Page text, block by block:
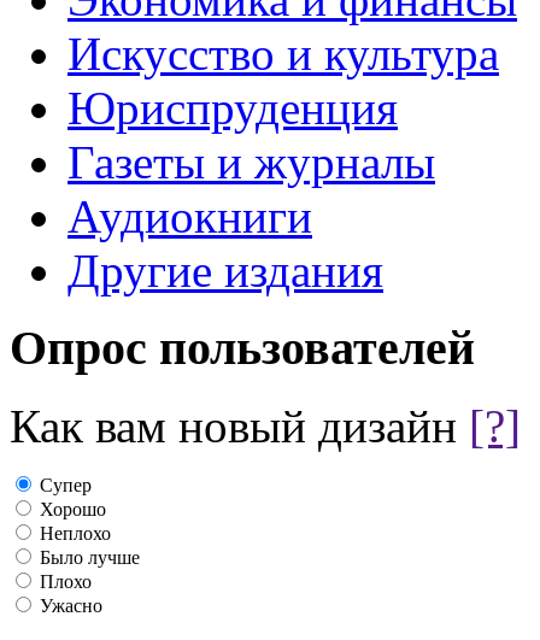
Искусство и культура
Юриспруденция
Газеты и журналы
Аудиокниги
Другие издания
Опрос пользователей
Как вам новый дизайн [?]
Супер
Хорошо
Неплохо
Было лучше
Плохо
Ужасно